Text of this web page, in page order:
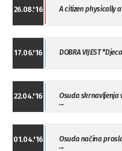
26.08.'16 A citizen physically
17.06.'16 DOBRA VIJEST
22.04.'16
Osuda skrnavljenja
...
01.04.'16
Osuda načina
...